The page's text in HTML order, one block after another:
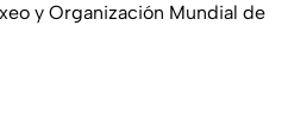
y Organización Mundial de